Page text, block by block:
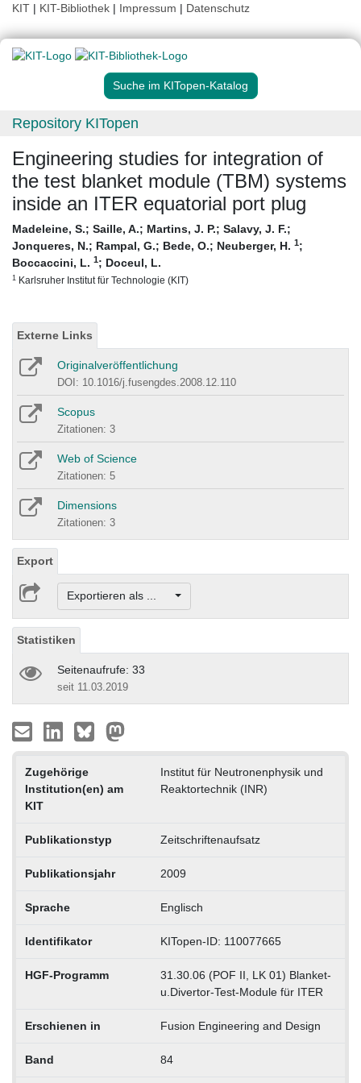
KIT | KIT-Bibliothek | Impressum | Datenschutz
Suche im KITopen-Katalog
Repository KITopen
Engineering studies for integration of
the test blanket module (TBM) systems
inside an ITER equatorial port plug
Madeleine, S.; Saille, A.; Martins, J. P.; Salavy, J. F.;
Jonqueres, N.; Rampal, G.; Bede, O.; Neuberger, H. 1;
Boccaccini, L. 1; Doceul, L.
1 Karlsruher Institut für Technologie (KIT)
Externe Links
Originalveröffentlichung
DOI: 10.1016/j.fusengdes.2008.12.110
Scopus
Zitationen: 3
Web of Science
Zitationen: 5
Dimensions
Zitationen: 3
Export
Exportieren als ...
Statistiken
Seitenaufrufe: 33
seit 11.03.2019
Zugehörige
Institution(en) am
KIT
Institut für Neutronenphysik und
Reaktortechnik (INR)
Publikationstyp Zeitschriftenaufsatz
Publikationsjahr 2009
Sprache Englisch
Identifikator KITopen-ID: 110077665
HGF-Programm
31.30.06 (POF II, LK 01) Blanket-
u.Divertor-Test-Module für ITER
Erschienen in Fusion Engineering and Design
Band 84